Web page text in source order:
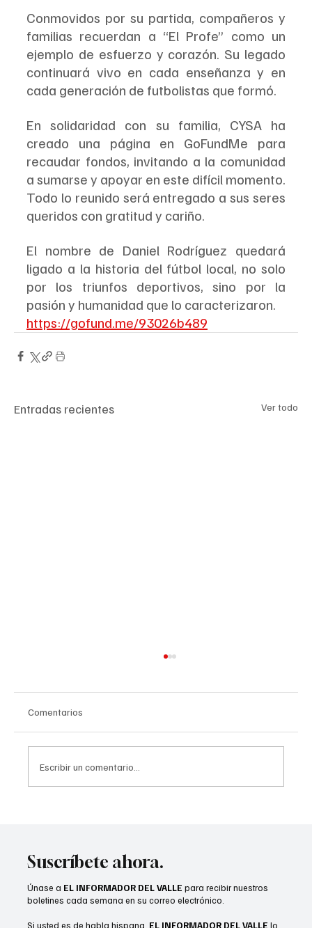
Conmovidos por su partida, compañeros y
familias recuerdan a “El Profe” como un
ejemplo de esfuerzo y corazón. Su legado
continuará vivo en cada enseñanza y en
cada generación de futbolistas que formó.
En solidaridad con su familia, CYSA ha
creado una página en GoFundMe para
recaudar fondos, invitando a la comunidad
a sumarse y apoyar en este difícil momento.
Todo lo reunido será entregado a sus seres
queridos con gratitud y cariño.
El nombre de Daniel Rodríguez quedará
ligado a la historia del fútbol local, no solo
por los triunfos deportivos, sino por la
pasión y humanidad que lo caracterizaron.
https://gofund.me/93026b489
Entradas recientes Ver todo
Comentarios
Escribir un comentario...
Suscríbete ahora.
Únase a EL INFORMADOR DEL VALLE para recibir nuestros
boletines cada semana en su correo electrónico.
Si usted es de habla hispana, EL INFORMADOR DEL VALLE lo